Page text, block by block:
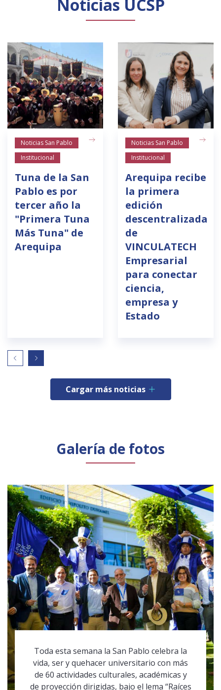
Noticias UCSP
Noticias San Pablo
Institucional
Tuna de la San
Pablo es por
tercer año la
"Primera Tuna
Más Tuna" de
Arequipa
Noticias San Pablo
Institucional
Arequipa recibe
la primera
edición
descentralizada
de
VINCULATECH
Empresarial
para conectar
ciencia,
empresa y
Estado
Cargar más noticias
Galería de fotos
Toda esta semana la San Pablo celebra la
vida, ser y quehacer universitario con más
de 60 actividades culturales, académicas y
de proyección dirigidas, bajo el lema “Raíces